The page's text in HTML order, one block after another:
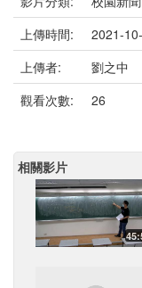
上傳時間:
2021-
上傳者:
劉之中
觀看次數:
26
相關影片